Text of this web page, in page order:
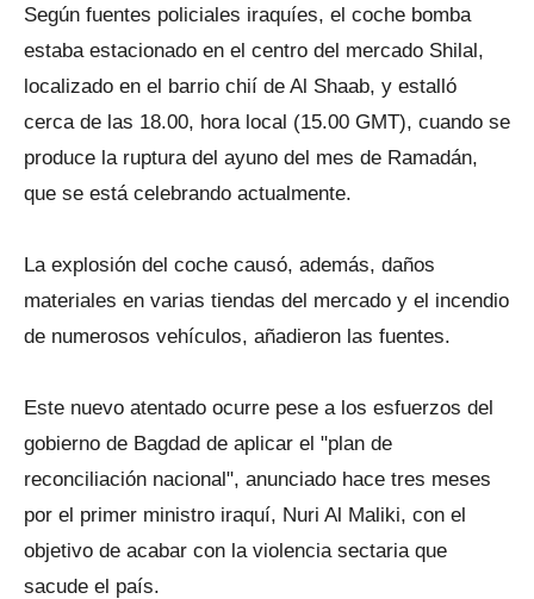
Según fuentes policiales iraquíes, el coche bomba
estaba estacionado en el centro del mercado Shilal,
localizado en el barrio chií de Al Shaab, y estalló
cerca de las 18.00, hora local (15.00 GMT), cuando se
produce la ruptura del ayuno del mes de Ramadán,
que se está celebrando actualmente.
La explosión del coche causó, además, daños
materiales en varias tiendas del mercado y el incendio
de numerosos vehículos, añadieron las fuentes.
Este nuevo atentado ocurre pese a los esfuerzos del
gobierno de Bagdad de aplicar el "plan de
reconciliación nacional", anunciado hace tres meses
por el primer ministro iraquí, Nuri Al Maliki, con el
objetivo de acabar con la violencia sectaria que
sacude el país.